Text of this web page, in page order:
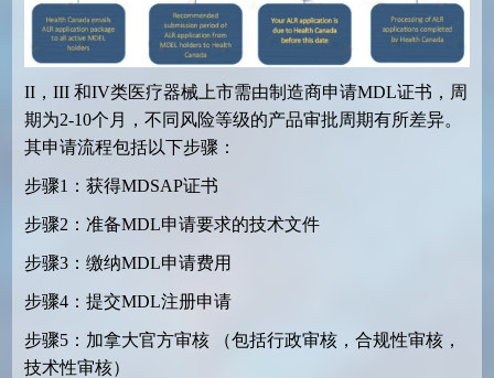
II，III 和IV类医疗器械上市需由制造商申请MDL证书，周
期为2-10个月，不同风险等级的产品审批周期有所差异。
其申请流程包括以下步骤：
步骤1：获得MDSAP证书
步骤2：准备MDL申请要求的技术文件
步骤3：缴纳MDL申请费用
步骤4：提交MDL注册申请
步骤5：加拿大官方审核 （包括行政审核，合规性审核，
技术性审核）